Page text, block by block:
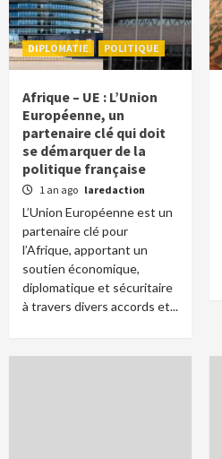
DIPLOMATIE POLITIQUE
Afrique – UE : L’Union
Européenne, un
partenaire clé qui doit
se démarquer de la
politique française
1 an ago laredaction
L’Union Européenne est un
partenaire clé pour
l’Afrique, apportant un
soutien économique,
diplomatique et sécuritaire
à travers divers accords et...